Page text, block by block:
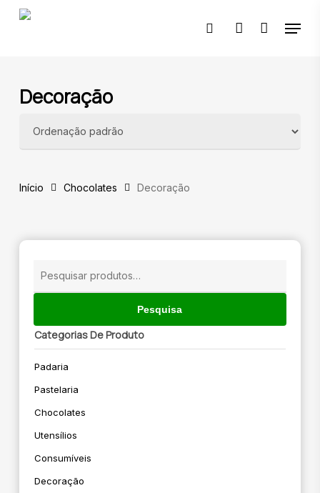
Skip
pesquisaraccount
Menu
Decoração
Início Chocolates Decoração
Pesquisa
Categorias De Produto
Padaria
Pastelaria
Chocolates
Utensílios
Consumíveis
Decoração